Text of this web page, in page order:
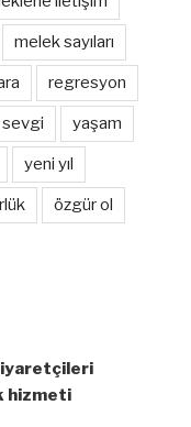
melek sayıları
regresyon
sevgi yaşam
yeni yıl
özgür ol
hizmeti